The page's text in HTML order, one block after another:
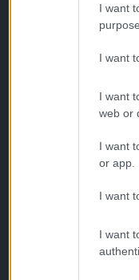
I want
I want
I want
web or
I want
or app.
I want
I want